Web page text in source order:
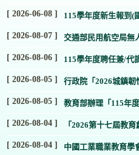
[ 2026-06-08 ] 115學年度新生報到(
[ 2026-08-07 ] 交通部民用航空局無
[ 2026-08-06 ] 115學年度聘任兼/代
[ 2026-08-05 ] 行政院「2026城鎮
[ 2026-08-05 ]
教育部辦理「115年
[ 2026-08-04 ]
「2026第十七屆教
[ 2026-08-04 ]
中國工業職業教育學